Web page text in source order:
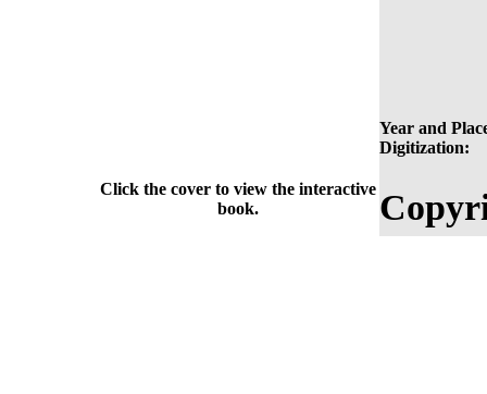
Year and
Digitization:
Click the cover to view the interactive
book.